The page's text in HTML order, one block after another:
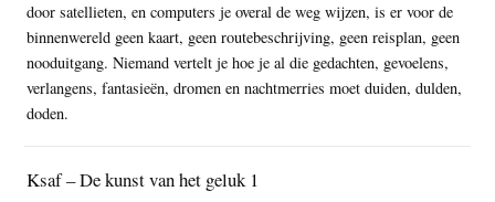
door satellieten, en computers je overal de weg wijzen, is er voor de
binnenwereld geen kaart, geen routebeschrijving, geen reisplan, geen
nooduitgang. Niemand vertelt je hoe je al die gedachten, gevoelens,
verlangens, fantasieën, dromen en nachtmerries moet duiden, dulden,
doden.
Ksaf – De kunst van het geluk 1